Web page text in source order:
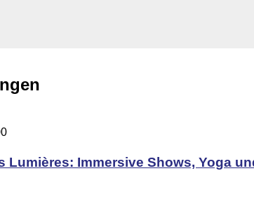
Lumières: Immersive Shows, Yoga